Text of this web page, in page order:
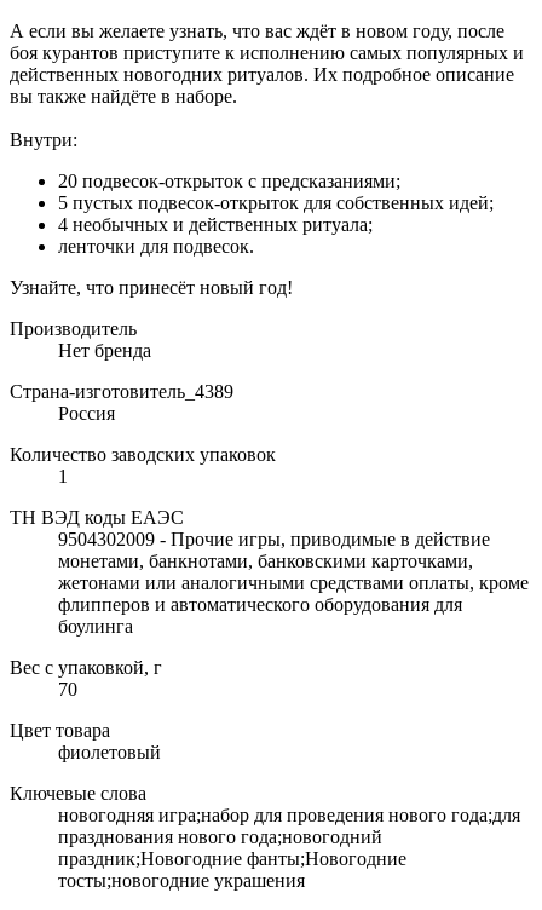
А если вы желаете узнать, что вас ждёт в новом году, после
боя курантов приступите к исполнению самых популярных и
действенных новогодних ритуалов. Их подробное описание
вы также найдёте в наборе.
Внутри:
20 подвесок-открыток с предсказаниями;
5 пустых подвесок-открыток для собственных идей;
4 необычных и действенных ритуала;
ленточки для подвесок.
Узнайте, что принесёт новый год!
Производитель
Нет бренда
Страна-изготовитель_4389
Россия
Количество заводских упаковок
1
ТН ВЭД коды ЕАЭС
9504302009 - Прочие игры, приводимые в действие
монетами, банкнотами, банковскими карточками,
жетонами или аналогичными средствами оплаты, кроме
флипперов и автоматического оборудования для
боулинга
Вес с упаковкой, г
70
Цвет товара
фиолетовый
Ключевые слова
новогодняя игра;набор для проведения нового года;для
празднования нового года;новогодний
праздник;Новогодние фанты;Новогодние
тосты;новогодние украшения